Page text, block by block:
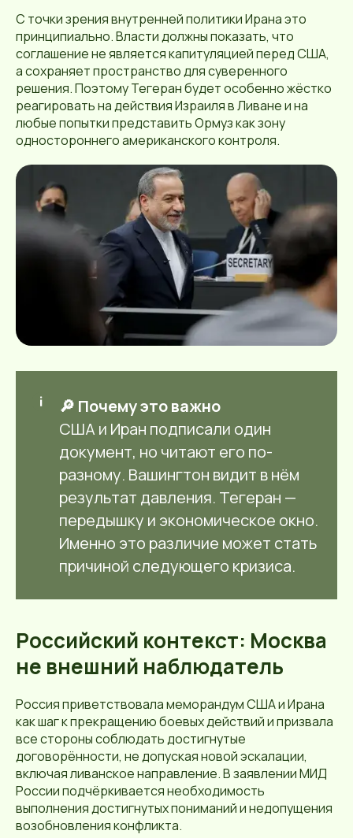
С точки зрения внутренней политики Ирана это
принципиально. Власти должны показать, что
соглашение не является капитуляцией перед США,
а сохраняет пространство для суверенного
решения. Поэтому Тегеран будет особенно жёстко
реагировать на действия Израиля в Ливане и на
любые попытки представить Ормуз как зону
одностороннего американского контроля.
🔎 Почему это важно
США и Иран подписали один
документ, но читают его по-
разному. Вашингтон видит в нём
результат давления. Тегеран —
передышку и экономическое окно.
Именно это различие может стать
причиной следующего кризиса.
Российский контекст: Москва
не внешний наблюдатель
Россия приветствовала меморандум США и Ирана
как шаг к прекращению боевых действий и призвала
все стороны соблюдать достигнутые
договорённости, не допуская новой эскалации,
включая ливанское направление. В заявлении МИД
России подчёркивается необходимость
выполнения достигнутых пониманий и недопущения
возобновления конфликта.